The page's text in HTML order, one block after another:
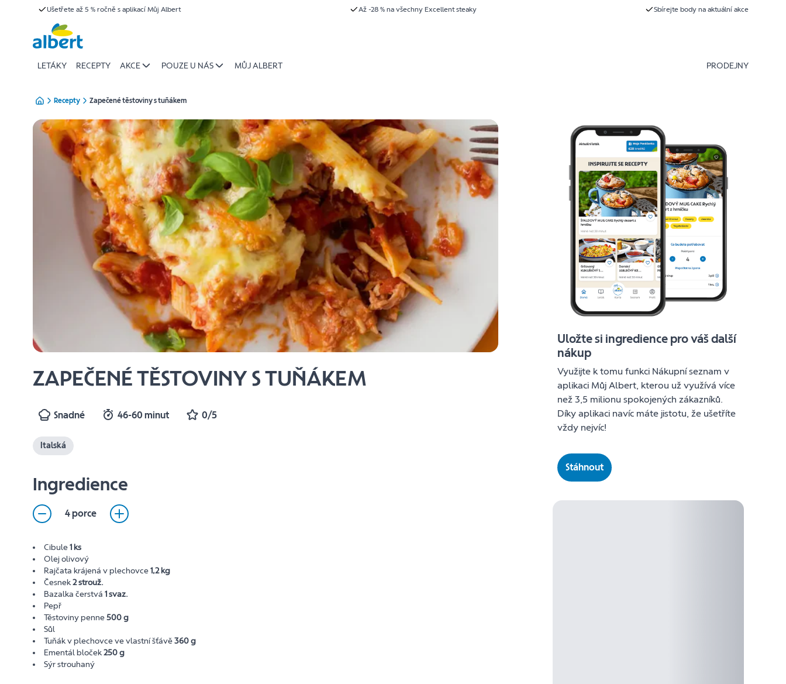
Ušetřete až 5 % ročně s aplikací Můj Albert Až -28 % na všechny Excellent steaky Sbírejte body na aktuální akce
LETÁKY RECEPTY AKCE POUZE U NÁS MŮJ ALBERT PRODEJNY
Recepty Zapečené těstoviny s tuňákem
ZAPEČENÉ TĚSTOVINY S TUŇÁKEM
Snadné 46-60 minut 0/5
Italská
Ingredience
4 porce
Cibule1 ks
Olej olivový
Rajčata krájená v plechovce1,2 kg
Česnek2 strouž.
Bazalka čerstvá1 svaz.
Pepř
Těstoviny penne500 g
Sůl
Tuňák v plechovce ve vlastní šťávě360 g
Ementál bloček250 g
Sýr strouhaný
Uložte si ingredience pro váš další
nákup
Využijte k tomu funkci Nákupní seznam v
aplikaci Můj Albert, kterou už využívá více
než 3,5 milionu spokojených zákazníků.
Díky aplikaci navíc máte jistotu, že ušetříte
vždy nejvíc!
Stáhnout